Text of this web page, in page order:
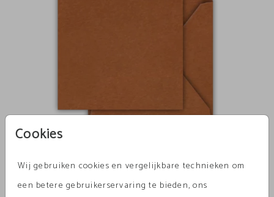
Cookies
Wij gebruiken cookies en vergelijkbare technieken om
een betere gebruikerservaring te bieden, ons
Metallic Bronze 12 x 12